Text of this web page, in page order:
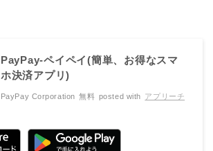
PayPay-ペイペイ(簡単、お得なスマ
ホ決済アプリ)
PayPay Corporation 無料 posted with アプリーチ